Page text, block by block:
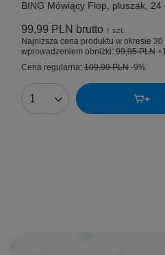
BING Mówiący Flop, pluszak, 24
99,99 PLN brutto / szt.
Najniższa cena produktu w okresie 30
wprowadzeniem obniżki: 99,95 PLN
Cena regularna: 109,99 PLN -9%
Ilość produktów